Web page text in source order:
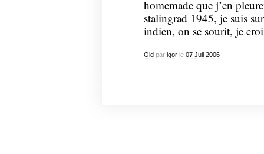
homemade que j’en
stalingrad 1945, je suis
indien, on se sourit, je
Oldpar igorle 07 Juil 2006